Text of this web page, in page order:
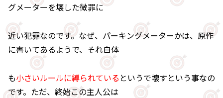
グメーターを壊した微罪に
近い犯罪なのです。なぜ、パーキングメーターかは、原作
に書いてあるようで、それ自体
も小さいルールに縛られている というで壊すという事なの
です。ただ、終始この主人公は